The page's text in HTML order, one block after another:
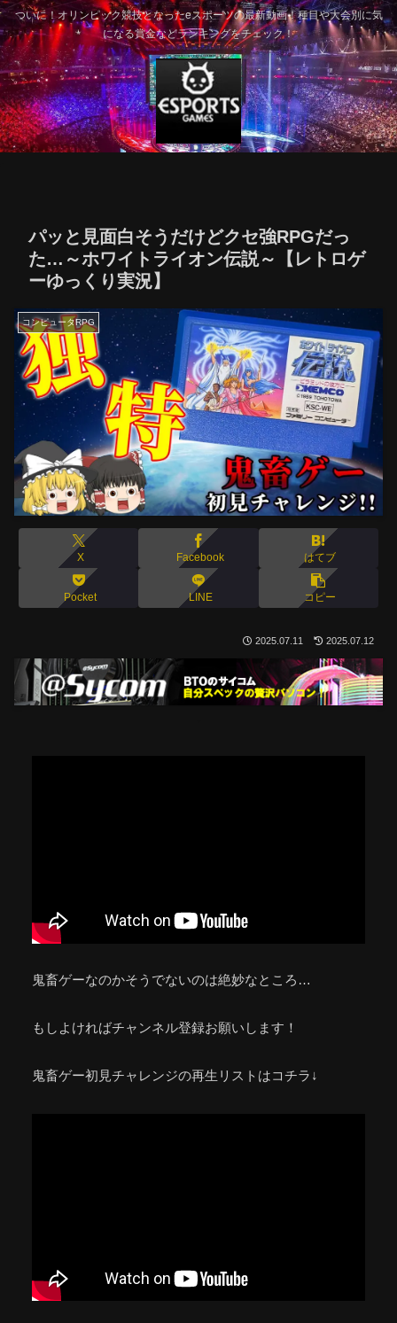
ついに！オリンピック競技となったeスポーツの最新動画！種目や大会別に気
になる賞金などランキングをチェック！
パッと見面白そうだけどクセ強RPGだっ
た…～ホワイトライオン伝説～【レトロゲ
ーゆっくり実況】
コンピュータRPG
X Facebook はてブ
Pocket LINE コピー
2025.07.11 2025.07.12
鬼畜ゲーなのかそうでないのは絶妙なところ…
もしよければチャンネル登録お願いします！
鬼畜ゲー初見チャレンジの再生リストはコチラ↓